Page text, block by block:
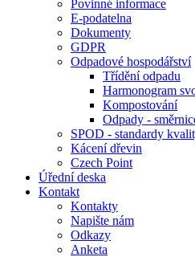
Povinné informace
E-podatelna
Dokumenty
GDPR
Odpadové hospodářství
Třídění odpadu
Harmonogram
Kompostování
Odpady -
SPOD - standardy
Kácení dřevin
Czech Point
Úřední deska
Kontakt
Kontakty
Napište nám
Odkazy
Anketa